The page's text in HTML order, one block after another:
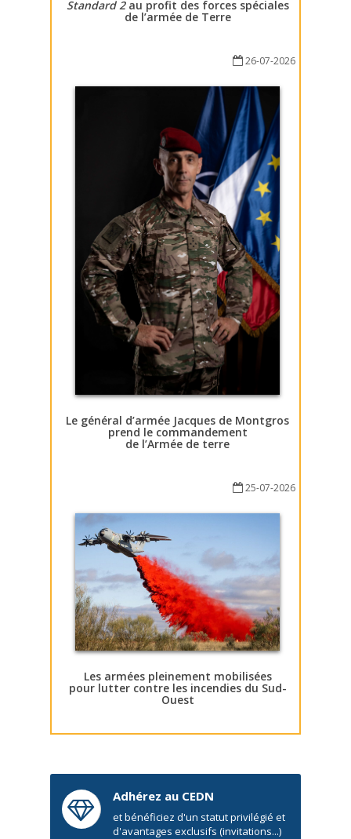
Standard 2au profit des forces spéciales
de l’armée de Terre
26-07-2026
Le général d’armée Jacques de Montgros
prend le commandement
de l’Armée de terre
25-07-2026
Les armées pleinement mobilisées
pour lutter contre les incendies du Sud-
Ouest
Adhérez au CEDN
et bénéficiez d'un statut privilégié et
d'avantages exclusifs (invitations...)